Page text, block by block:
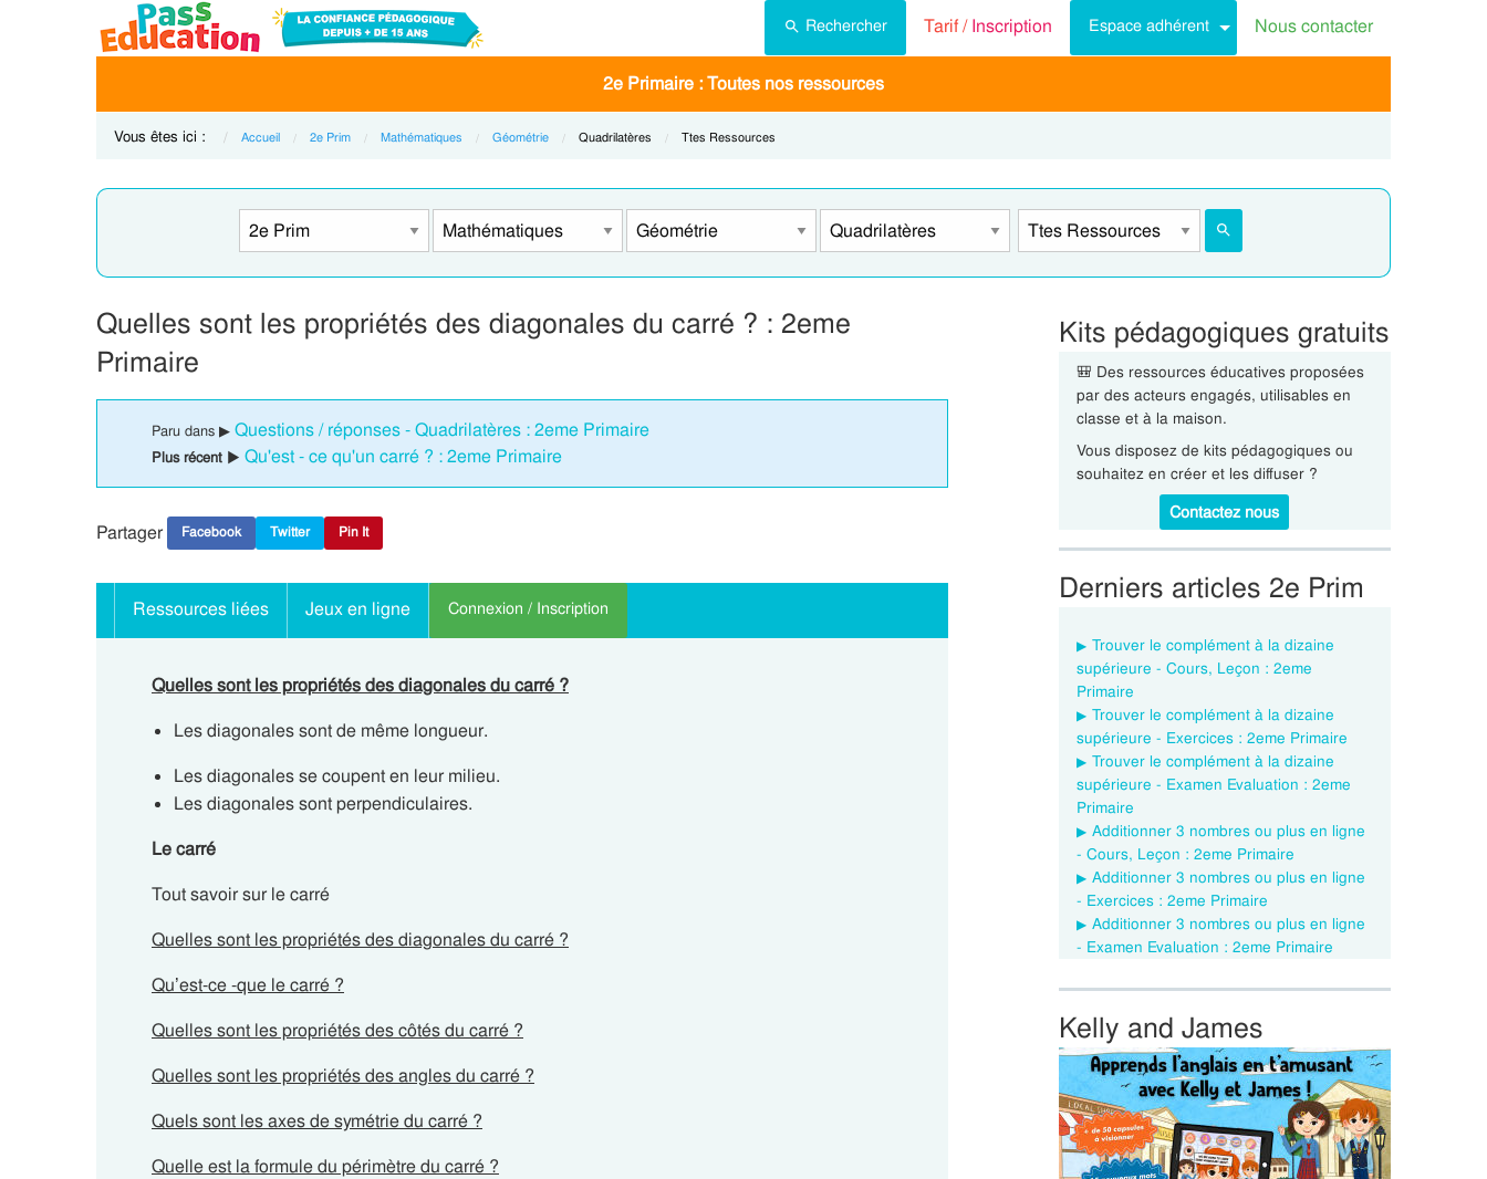
Rechercher Tarif /Inscription Espace adhérent Nous contacter
2e Primaire : Toutes nos ressources
Vous êtes ici : Accueil 2e Prim Mathématiques Géométrie Current:
Quadrilatères Current:
Ttes Ressources
Quelles sont les propriétés des diagonales du carré ? : 2eme
Primaire
Paru dans ▶ Questions / réponses - Quadrilatères : 2eme Primaire
Plus récent ▶ Qu'est - ce qu'un carré ? : 2eme Primaire
Partager Facebook Twitter Pin It
Ressources liées Jeux en ligne Connexion / Inscription
Quelles sont les propriétés des diagonales du carré ?
Les diagonales sont de même longueur.
Les diagonales se coupent en leur milieu.
Les diagonales sont perpendiculaires.
Le carré
Tout savoir sur le carré
Quelles sont les propriétés des diagonales du carré ?
Qu’est-ce -que le carré ?
Quelles sont les propriétés des côtés du carré ?
Quelles sont les propriétés des angles du carré ?
Quels sont les axes de symétrie du carré ?
Quelle est la formule du périmètre du carré ?
Kits pédagogiques gratuits
🎒 Des ressources éducatives proposées
par des acteurs engagés, utilisables en
classe et à la maison.
Vous disposez de kits pédagogiques ou
souhaitez en créer et les diffuser ?
Contactez nous
Derniers articles 2e Prim
Trouver le complément à la dizaine
supérieure - Cours, Leçon : 2eme
Primaire
Trouver le complément à la dizaine
supérieure - Exercices : 2eme Primaire
Trouver le complément à la dizaine
supérieure - Examen Evaluation : 2eme
Primaire
Additionner 3 nombres ou plus en ligne
- Cours, Leçon : 2eme Primaire
Additionner 3 nombres ou plus en ligne
- Exercices : 2eme Primaire
Additionner 3 nombres ou plus en ligne
- Examen Evaluation : 2eme Primaire
Kelly and James